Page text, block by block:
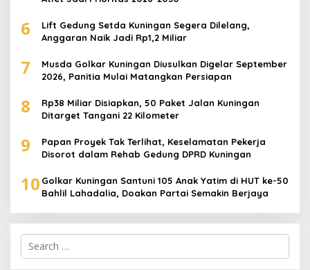
6
Lift Gedung Setda Kuningan Segera Dilelang,
Anggaran Naik Jadi Rp1,2 Miliar
7
Musda Golkar Kuningan Diusulkan Digelar September
2026, Panitia Mulai Matangkan Persiapan
8
Rp38 Miliar Disiapkan, 50 Paket Jalan Kuningan
Ditarget Tangani 22 Kilometer
9
Papan Proyek Tak Terlihat, Keselamatan Pekerja
Disorot dalam Rehab Gedung DPRD Kuningan
10 Golkar Kuningan Santuni 105 Anak Yatim di HUT ke-50
Bahlil Lahadalia, Doakan Partai Semakin Berjaya
Search
for: